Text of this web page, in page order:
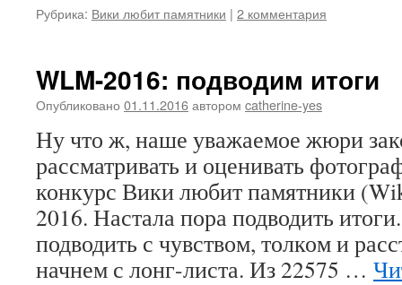
Рубрика: Вики любит памятники | 2 комментария
WLM-2016: подводим итоги
Опубликовано 01.11.2016автором catherine-yes
Ну что ж, наше уважаемое жюри
рассматривать и оценивать
конкурс Вики любит памятники
2016. Настала пора подводить
подводить с чувством, толком и
начнем с лонг-листа. Из 22575 …